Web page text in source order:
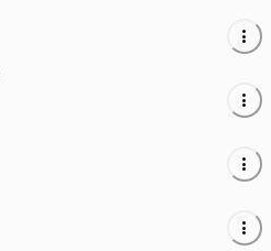
more_vert
more_vert
more_vert
more_vert